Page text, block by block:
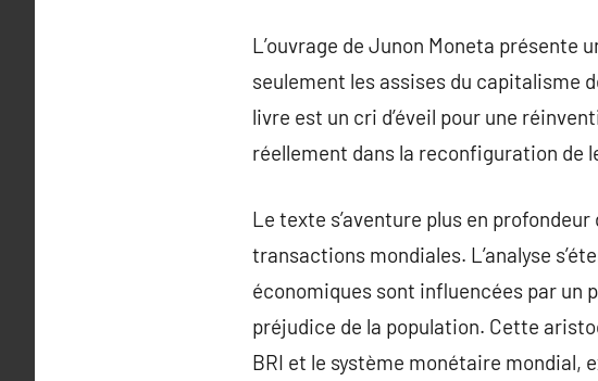
L’ouvrage de Junon Moneta
seulement les assises du capitalisme
livre est un cri d’éveil pour une
réellement dans la reconfiguration de
Le texte s’aventure plus en
transactions mondiales. L’analyse
économiques sont influencées par un
préjudice de la population. Cette
BRI et le système monétaire mondial,